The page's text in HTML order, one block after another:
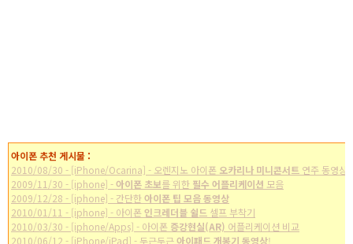
아이폰 추천 게시물 :
2010/08/30 - [iPhone/Ocarina] - 오렌지노 아이폰 오카리나 미니콘서트 연주 동영상
2009/11/30 - [iphone] -아이폰 초보를 위한 필수 어플리케이션 모음
2009/12/28 - [iphone] - 간단한아이폰 팁 모음 동영상
2010/01/11 - [iphone] - 아이폰인크레더블 쉴드 셀프 부착기
2010/03/30 - [iphone/Apps] - 아이폰 증강현실(AR) 어플리케이션 비교
2010/06/12 - [iPhone/iPad] - 두근두근아이패드 개봉기 동영상!